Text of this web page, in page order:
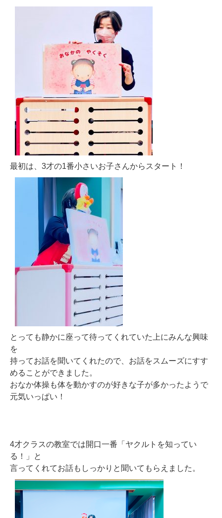
最初は、3才の1番小さいお子さんからスタート！
とっても静かに座って待ってくれていた上にみんな興味
を
持ってお話を聞いてくれたので、お話をスムーズにすす
めることができました。
おなか体操も体を動かすのが好きな子が多かったようで
元気いっぱい！
4才クラスの教室では開口一番「ヤクルトを知ってい
る！」と
言ってくれてお話もしっかりと聞いてもらえました。